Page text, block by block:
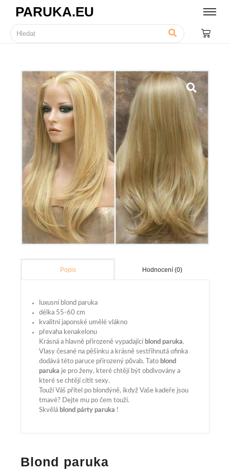
PARUKA.EU
Popis Hodnocení (0)
luxusní blond paruka
délka 55-60 cm
kvalitní japonské umělé vlákno
převaha kenakelonu
Krásná a hlavně přirozeně vypadající blond paruka.
Vlasy česané na pěšinku a krásně sestřihnutá ofinka
dodává této paruce přirozený půvab. Tato blond
paruka je pro ženy, které chtějí být obdivovány a
které se chtějí cítit sexy.
Touží Váš přítel po blondýně, ikdyž Vaše kadeře jsou
tmavé? Dejte mu po čem touží.
Skvělá blond párty paruka !
Blond paruka